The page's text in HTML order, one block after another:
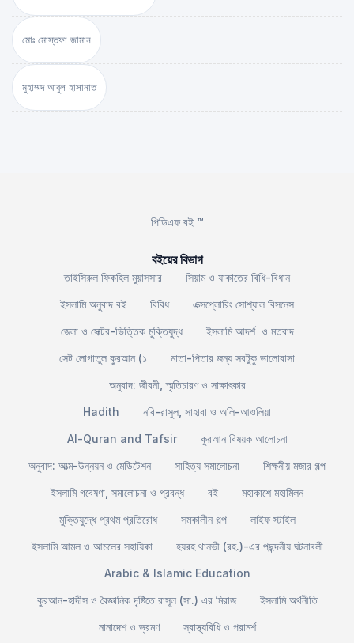
মোঃ মোস্তফা জামান
মুহাম্মদ আবুল হাসানাত
পিডিএফ বই ™
বইয়ের বিভাগ
তাইসিরুল ফিকহিল মুয়াসসার
সিয়াম ও যাকাতের বিধি-বিধান
ইসলামি অনুবাদ বই
বিবিধ
এক্সপ্লোরিং সোশ্যাল বিসনেস
জেলা ও সেক্টর-ভিত্তিক মুক্তিযুদ্ধ
ইসলামি আদর্শ ও মতবাদ
সেট লোগাতুল কুরআন (১
মাতা-পিতার জন্য সবটুকু ভালোবাসা
অনুবাদ: জীবনী, স্মৃতিচারণ ও সাক্ষাৎকার
Hadith
নবি-রাসুল, সাহাবা ও অলি-আওলিয়া
Al-Quran and Tafsir
কুরআন বিষয়ক আলোচনা
অনুবাদ: আত্ম-উন্নয়ন ও মেডিটেশন
সাহিত্য সমালোচনা
শিক্ষনীয় মজার গল্প
ইসলামি গবেষণা, সমালোচনা ও প্রবন্ধ
বই
মহাকাশে মহামিলন
মুক্তিযুদ্ধে প্রথম প্রতিরোধ
সমকালীন গল্প
লাইফ স্টাইল
ইসলামি আমল ও আমলের সহায়িকা
হযরহ থানভী (রহ.)-এর পছন্দনীয় ঘটনাবলী
Arabic & Islamic Education
কুরআন-হাদীস ও বৈজ্ঞানিক দৃষ্টিতে রাসূল (সা.) এর মিরাজ
ইসলামি অর্থনীতি
নানাদেশ ও ভ্রমণ
স্বাস্থ্যবিধি ও পরামর্শ